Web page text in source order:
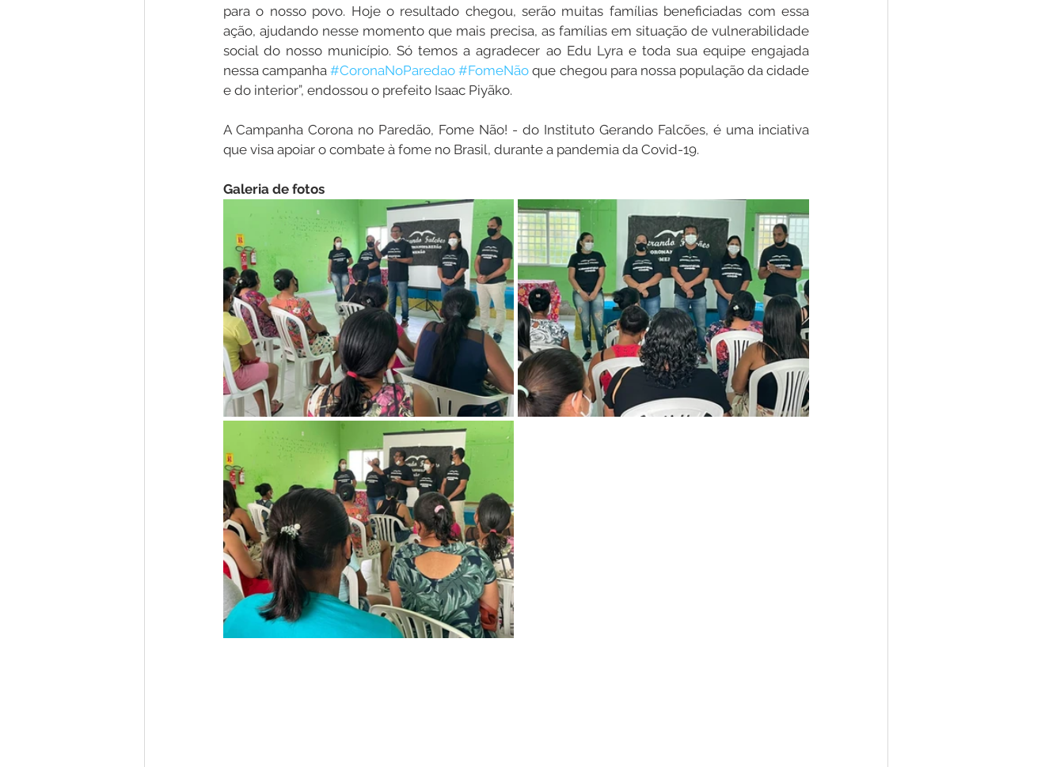
para o nosso povo. Hoje o resultado chegou, serão muitas famílias beneficiadas com essa
ação, ajudando nesse momento que mais precisa, as famílias em situação de vulnerabilidade
social do nosso município. Só temos a agradecer ao Edu Lyra e toda sua equipe engajada
nessa campanha #CoronaNoParedao #FomeNão que chegou para nossa população da cidade
e do interior”, endossou o prefeito Isaac Piyãko.
A Campanha Corona no Paredão, Fome Não! - do Instituto Gerando Falcões, é uma inciativa
que visa apoiar o combate à fome no Brasil, durante a pandemia da Covid-19.
Galeria de fotos